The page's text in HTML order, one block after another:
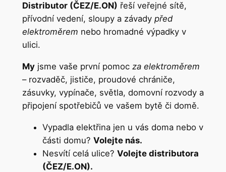
Distributor (ČEZ/E.ON) řeší veřejné sítě,
přívodní vedení, sloupy a závady před
elektroměrem nebo hromadné výpadky v
ulici.
Myjsme vaše první pomoc za elektroměrem
– rozvaděč, jističe, proudové chrániče,
zásuvky, vypínače, světla, domovní rozvody a
připojení spotřebičů ve vašem bytě či domě.
Vypadla elektřina jen u vás doma nebo v
části domu? Volejte nás.
Nesvítí celá ulice? Volejte distributora
(ČEZ/E.ON).